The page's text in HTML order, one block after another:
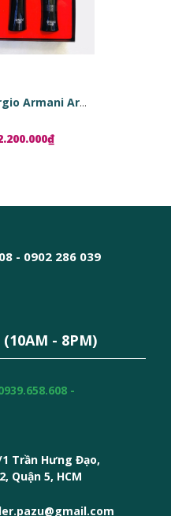
Set Giorgio Armani Armani Code
- 0902 286 039
(10AM - 8PM)
-
Trần Hưng Đạo,
Quận 5, HCM